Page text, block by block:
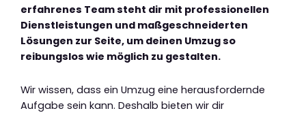
erfahrenes Team steht dir mit professionellen
Dienstleistungen und maßgeschneiderten
Lösungen zur Seite, um deinen Umzug so
reibungslos wie möglich zu gestalten.
Wir wissen, dass ein Umzug eine herausfordernde
Aufgabe sein kann. Deshalb bieten wir dir